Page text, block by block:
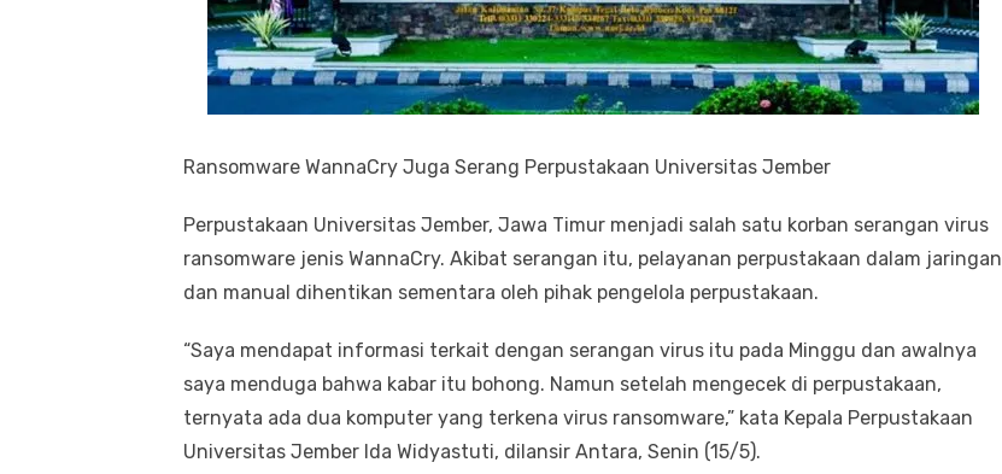
Ransomware WannaCry Juga Serang Perpustakaan Universitas Jember
Perpustakaan Universitas Jember, Jawa Timur menjadi salah satu korban serangan virus
ransomware jenis WannaCry. Akibat serangan itu, pelayanan perpustakaan dalam jaringan
dan manual dihentikan sementara oleh pihak pengelola perpustakaan.
“Saya mendapat informasi terkait dengan serangan virus itu pada Minggu dan awalnya
saya menduga bahwa kabar itu bohong. Namun setelah mengecek di perpustakaan,
ternyata ada dua komputer yang terkena virus ransomware,” kata Kepala Perpustakaan
Universitas Jember Ida Widyastuti, dilansir Antara, Senin (15/5).